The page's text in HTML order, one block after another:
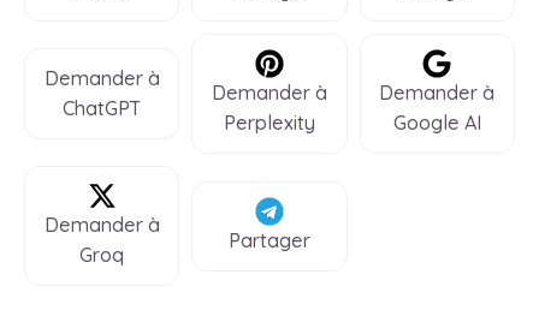
Demander à
ChatGPT
Demander à
Perplexity
Demander à
Google AI
Demander à
Groq
Partager